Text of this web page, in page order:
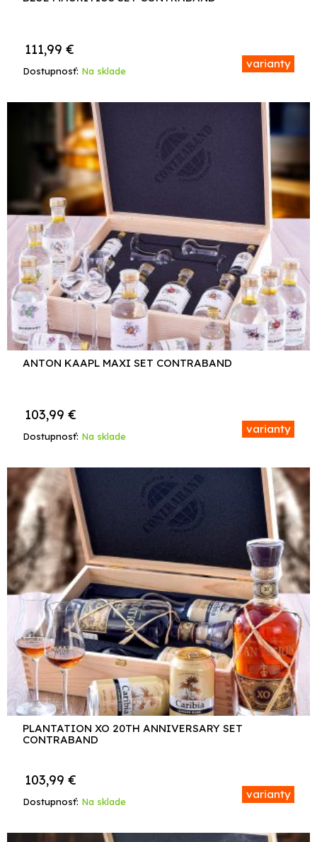
Dostupnosť: Na sklade
varianty
111,99 €
ANTON KAAPL MAXI SET CONTRABAND
Dostupnosť: Na sklade
varianty
103,99 €
PLANTATION XO 20TH ANNIVERSARY SET
CONTRABAND
Dostupnosť: Na sklade
varianty
103,99 €